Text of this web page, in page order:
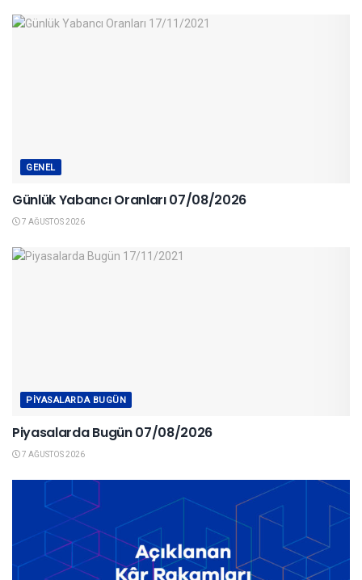
GENEL
Günlük Yabancı Oranları 07/08/2026
7 AĞUSTOS 2026
PIYASALARDA BUGÜN
Piyasalarda Bugün 07/08/2026
7 AĞUSTOS 2026